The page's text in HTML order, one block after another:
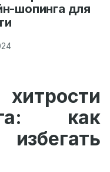
шопинга для
как